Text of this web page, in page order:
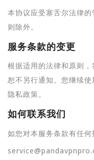
本协议应受塞舌尔法律
则除外。
服务条款的变更
根据适用的法律和原则
恕不另行通知。您继续
隐私政策。
如何联系我们
如您对本服务条款有任何